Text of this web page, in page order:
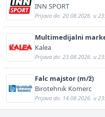
INN SPORT
Prijava do: 20.08.2026. u
Multimedijalni
Kalea
Prijava do: 23.08.2026. u
Falc majstor (m/ž)
Birotehnik Komerc
Prijava do: 14.08.2026. u